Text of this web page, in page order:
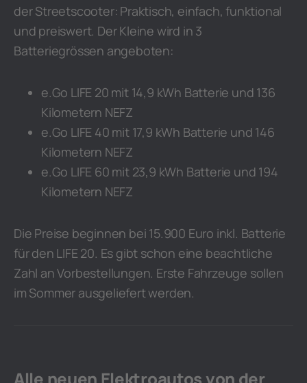
der Streetscooter: Praktisch, einfach, funktional
und preiswert. Der Kleine wird in 3
Batteriegrössen angeboten:
e.Go LIFE 20 mit 14,9 kWh Batterie und 136
Kilometern NEFZ
e.Go LIFE 40 mit 17,9 kWh Batterie und 146
Kilometern NEFZ
e.Go LIFE 60 mit 23,9 kWh Batterie und 194
Kilometern NEFZ
Die Preise beginnen bei 15.900 Euro inkl. Batterie
für den LIFE 20. Es gibt schon eine beachtliche
Zahl an Vorbestellungen. Erste Fahrzeuge sollen
im Sommer ausgeliefert werden.
Alle neuen Elektroautos von der